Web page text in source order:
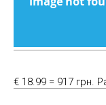
€ 18.99 = 917 грн.